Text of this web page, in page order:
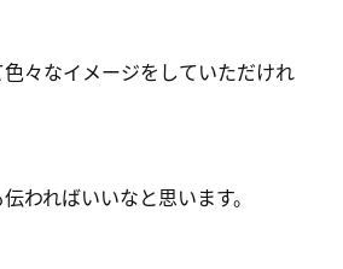
々なイメージをしていただけれ
わればいいなと思います。